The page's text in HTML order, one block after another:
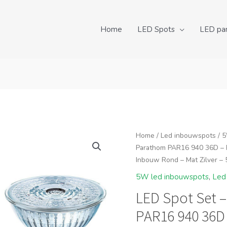
Home LED Spots LED
Home / Led inbouwspots /
Parathom PAR16 940 36D
Inbouw Rond – Mat Zilver
5W led inbouwspots,
LED Spot Set
PAR16 940